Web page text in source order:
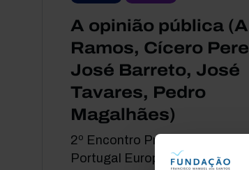
A opinião pública
Ramos, Cícero
José Barreto, José
Tavares, Pedro
Magalhães)
2º Encontro Presente no
Portugal Europeu. E Agora? A